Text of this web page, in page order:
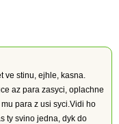
ve stinu, ejhle, kasna.
az para zasyci, oplachne
para z usi syci.Vidi ho
ty svino jedna, dyk do